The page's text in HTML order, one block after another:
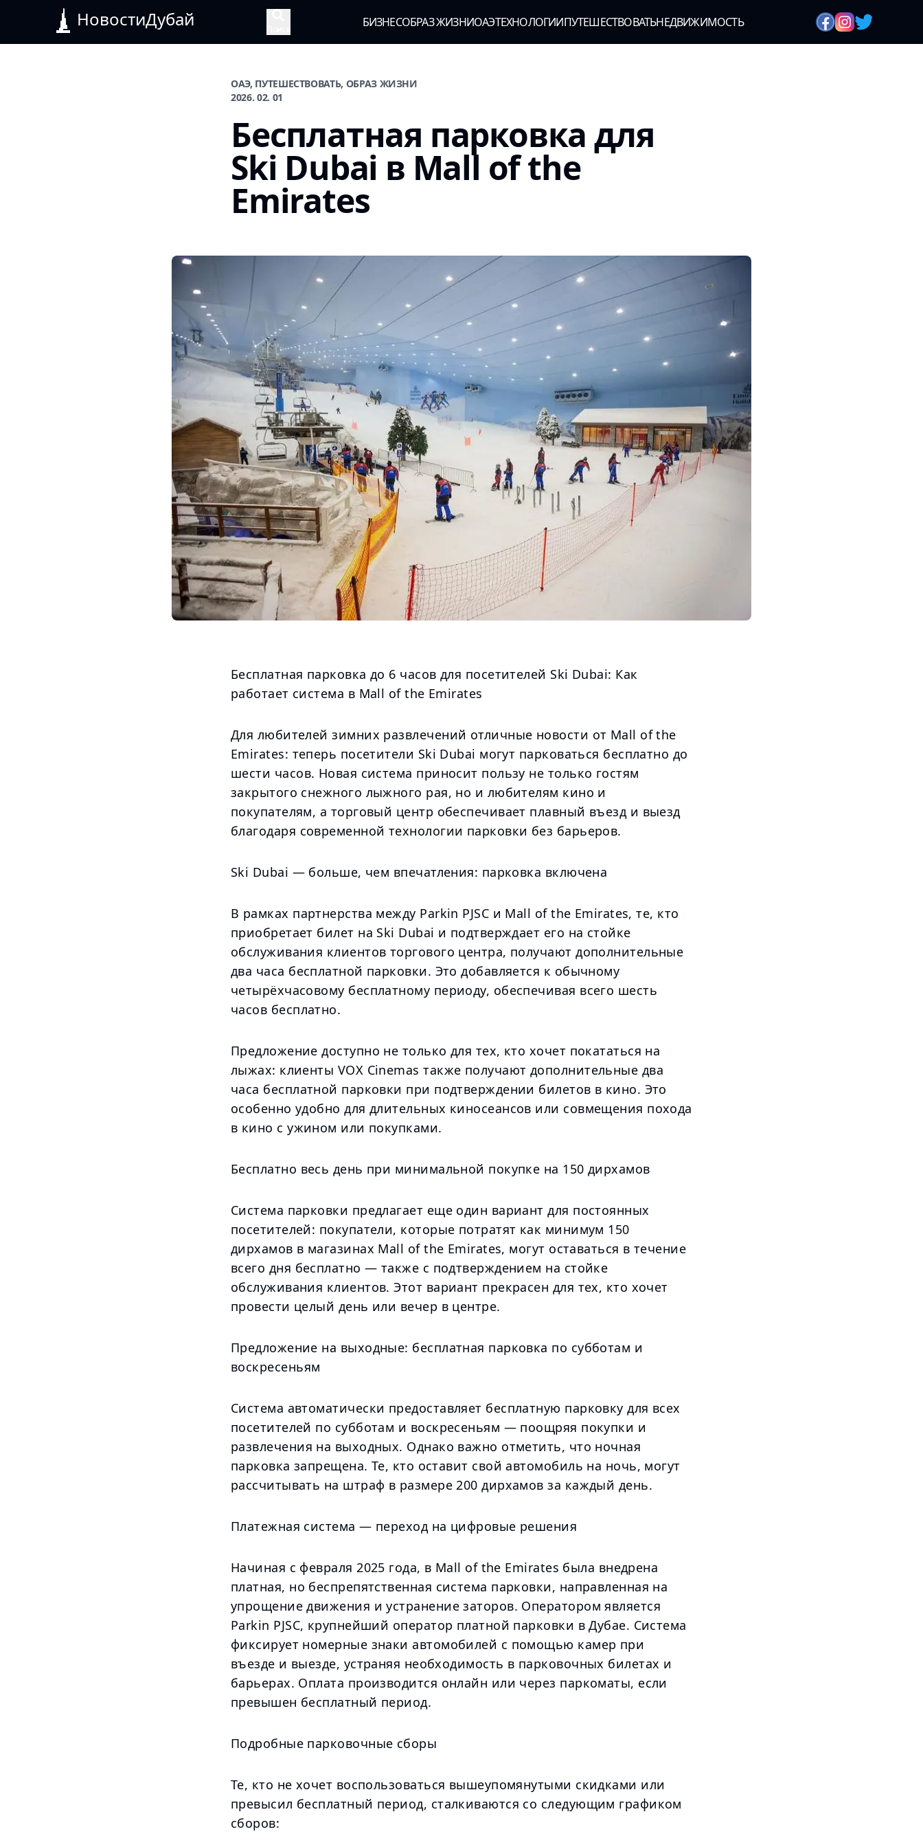
НовостиДубай БИЗНЕСОБРАЗ ЖИЗНИОАЭТЕХНОЛОГИИПУТЕШЕСТВОВАТЬНЕДВИЖИМОСТЬ
ОАЭ, ПУТЕШЕСТВОВАТЬ, ОБРАЗ ЖИЗНИ
2026. 02. 01
Бесплатная парковка для
Ski Dubai в Mall of the
Emirates
Бесплатная парковка до 6 часов для посетителей Ski Dubai: Как
работает система в Mall of the Emirates
Для любителей зимних развлечений отличные новости от Mall of the
Emirates: теперь посетители Ski Dubai могут парковаться бесплатно до
шести часов. Новая система приносит пользу не только гостям
закрытого снежного лыжного рая, но и любителям кино и
покупателям, а торговый центр обеспечивает плавный въезд и выезд
благодаря современной технологии парковки без барьеров.
Ski Dubai — больше, чем впечатления: парковка включена
В рамках партнерства между Parkin PJSC и Mall of the Emirates, те, кто
приобретает билет на Ski Dubai и подтверждает его на стойке
обслуживания клиентов торгового центра, получают дополнительные
два часа бесплатной парковки. Это добавляется к обычному
четырёхчасовому бесплатному периоду, обеспечивая всего шесть
часов бесплатно.
Предложение доступно не только для тех, кто хочет покататься на
лыжах: клиенты VOX Cinemas также получают дополнительные два
часа бесплатной парковки при подтверждении билетов в кино. Это
особенно удобно для длительных киносеансов или совмещения похода
в кино с ужином или покупками.
Бесплатно весь день при минимальной покупке на 150 дирхамов
Система парковки предлагает еще один вариант для постоянных
посетителей: покупатели, которые потратят как минимум 150
дирхамов в магазинах Mall of the Emirates, могут оставаться в течение
всего дня бесплатно — также с подтверждением на стойке
обслуживания клиентов. Этот вариант прекрасен для тех, кто хочет
провести целый день или вечер в центре.
Предложение на выходные: бесплатная парковка по субботам и
воскресеньям
Система автоматически предоставляет бесплатную парковку для всех
посетителей по субботам и воскресеньям — поощряя покупки и
развлечения на выходных. Однако важно отметить, что ночная
парковка запрещена. Те, кто оставит свой автомобиль на ночь, могут
рассчитывать на штраф в размере 200 дирхамов за каждый день.
Платежная система — переход на цифровые решения
Начиная с февраля 2025 года, в Mall of the Emirates была внедрена
платная, но беспрепятственная система парковки, направленная на
упрощение движения и устранение заторов. Оператором является
Parkin PJSC, крупнейший оператор платной парковки в Дубае. Система
фиксирует номерные знаки автомобилей с помощью камер при
въезде и выезде, устраняя необходимость в парковочных билетах и
барьерах. Оплата производится онлайн или через паркоматы, если
превышен бесплатный период.
Подробные парковочные сборы
Те, кто не хочет воспользоваться вышеупомянутыми скидками или
превысил бесплатный период, сталкиваются со следующим графиком
сборов: